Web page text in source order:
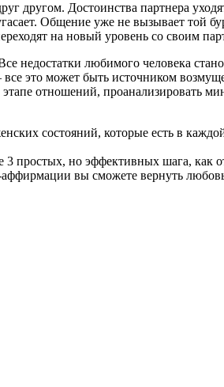
другом. Достоинства партнера
Общение уже не вызывает той
на новый уровень со своим
недостатки любимого человека
это может быть источником
отношений, проанализировать
состояний, которые есть в
3 простых, но эффективных шага, как
вы сможете вернуть